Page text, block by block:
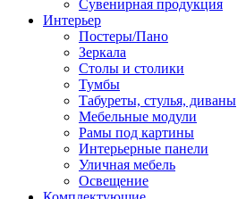
Сувенирная продукция
Интерьер
Постеры/Пано
Зеркала
Столы и столики
Тумбы
Табуреты, стулья, диваны
Мебельные модули
Рамы под картины
Интерьерные панели
Уличная мебель
Освещение